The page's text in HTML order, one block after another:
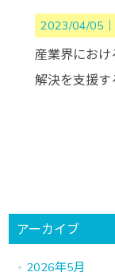
2023/04/05｜
産業界にお
解決を支援
アーカイブ
2026年5月